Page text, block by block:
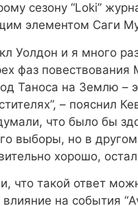
сезону “Loki”
элементом Саги
Уолдон и я много
фаз
Таноса на Землю –
– пояснил
что было бы
выборы, но в
хорошо,
что такой ответ
на события